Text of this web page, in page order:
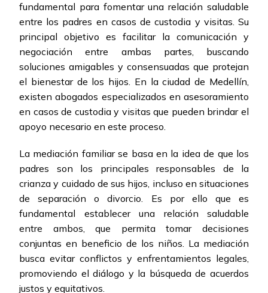
fundamental para fomentar una relación saludable
entre los padres en casos de custodia y visitas. Su
principal objetivo es facilitar la comunicación y
negociación entre ambas partes, buscando
soluciones amigables y consensuadas que protejan
el bienestar de los hijos. En la ciudad de Medellín,
existen abogados especializados en asesoramiento
en casos de custodia y visitas que pueden brindar el
apoyo necesario en este proceso.
La mediación familiar se basa en la idea de que los
padres son los principales responsables de la
crianza y cuidado de sus hijos, incluso en situaciones
de separación o divorcio. Es por ello que es
fundamental establecer una relación saludable
entre ambos, que permita tomar decisiones
conjuntas en beneficio de los niños. La mediación
busca evitar conflictos y enfrentamientos legales,
promoviendo el diálogo y la búsqueda de acuerdos
justos y equitativos.